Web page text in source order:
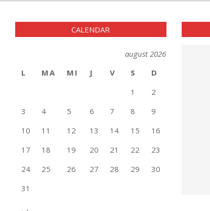
CALENDAR
august 2026
L
MA MI J V S
D
1
2
3
4 5 6 7 8
9
10
11 12 13 14 15
16
17
18 19 20 21 22
23
24
25 26 27 28 29
30
31